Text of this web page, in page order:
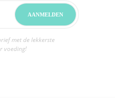
met de lekkerste
voeding!